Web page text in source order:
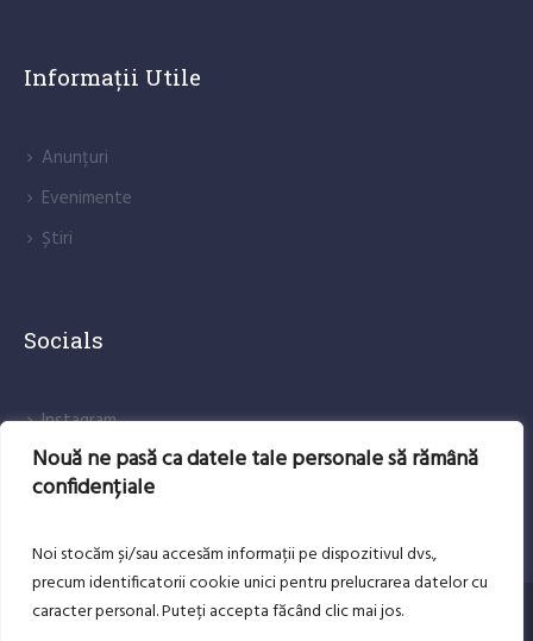
Nouă ne pasă ca datele tale personale să rămână
confidențiale
Noi stocăm și/sau accesăm informații pe dispozitivul dvs.,
precum identificatorii cookie unici pentru prelucrarea datelor cu
caracter personal. Puteți accepta făcând clic mai jos.
Informații Utile
Anunțuri
Evenimente
Știri
Socials
lnstagram
Facebook